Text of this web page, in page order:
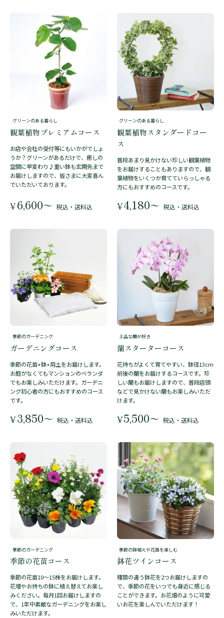
グリーンのある暮らし
観葉植物プレミアムコース
お店や会社の受付等にもいかがでしょ
うか？グリーンがあるだけで、癒しの
空間に早変わり♪重い鉢も玄関先まで
お届けしますので、皆さまに大変喜ん
でいただいております。
¥6,600〜 税込・送料込
グリーンのある暮らし
観葉植物スタンダードコー
ス
普段あまり見かけない珍しい観葉植物
をお届けすることもありますので、観
葉植物をいくつか育てていらっしゃる
方にもおすすめのコースです。
¥4,180〜 税込・送料込
季節のガーデニング
ガーデニングコース
季節の花苗+鉢+用土をお届けします。
お庭がなくてもマンションのベランダ
でもお楽しみいただけます。ガーデニ
ング初心者の方にもおすすめのコース
です。
¥3,850〜 税込・送料込
上品な蘭が好き
蘭スターターコース
花持ちがよくて育てやすい、鉢径13cm
前後の蘭をお届けするコースです。珍
しい蘭もお届けしますので、普段店頭
などで見かけない蘭もお楽しみいただ
けます。
¥5,500〜 税込・送料込
季節のガーデニング
季節の花苗コース
季節の花苗10～15株をお届けします。
花壇やお持ちの鉢に植え替えてお楽し
みください。毎月1回お届けしますの
で、1年中素敵なガーデニングをお楽し
みいただけます。
季節の鉢植えや花苗を楽しむ
鉢花ツインコース
種類の違う鉢花を2つお届けしますの
で、季節の花をいつでも身近に感じる
ことができます。お花畑のように可愛
いお花を楽しんでいただけます！